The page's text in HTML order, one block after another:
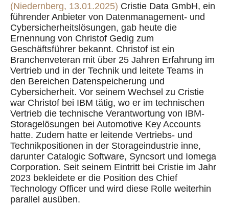
(Niedernberg, 13.01.2025) Cristie Data GmbH, ein
führender Anbieter von Datenmanagement- und
Cybersicherheitslösungen, gab heute die
Ernennung von Christof Gedig zum
Geschäftsführer bekannt. Christof ist ein
Branchenveteran mit über 25 Jahren Erfahrung im
Vertrieb und in der Technik und leitete Teams in
den Bereichen Datenspeicherung und
Cybersicherheit. Vor seinem Wechsel zu Cristie
war Christof bei IBM tätig, wo er im technischen
Vertrieb die technische Verantwortung von IBM-
Storagelösungen bei Automotive Key Accounts
hatte. Zudem hatte er leitende Vertriebs- und
Technikpositionen in der Storageindustrie inne,
darunter Catalogic Software, Syncsort und Iomega
Corporation. Seit seinem Eintritt bei Cristie im Jahr
2023 bekleidete er die Position des Chief
Technology Officer und wird diese Rolle weiterhin
parallel ausüben.